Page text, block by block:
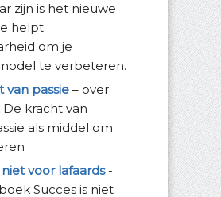
zijn is het nieuwe
helpt
om je
te verbeteren.
van passie – over
kracht van
als middel om
niet voor lafaards-
Succes is niet